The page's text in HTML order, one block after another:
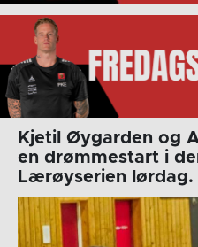
Kjetil Øygarden og
en drømmestart i
Lærøyserien lørdag.